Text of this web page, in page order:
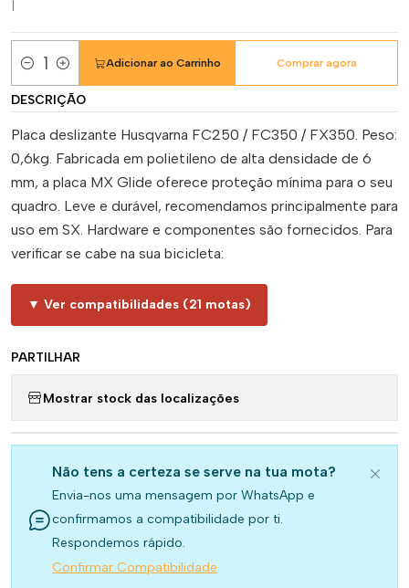
Quantidade
Adicionar ao Carrinho Comprar agora
DESCRIÇÃO
Placa deslizante Husqvarna FC250 / FC350 / FX350. Peso:
0,6kg. Fabricada em polietileno de alta densidade de 6
mm, a placa MX Glide oferece proteção mínima para o seu
quadro. Leve e durável, recomendamos principalmente para
uso em SX. Hardware e componentes são fornecidos. Para
verificar se cabe na sua bicicleta:
▼ Ver compatibilidades (21 motas)
PARTILHAR
Mostrar stock das localizações
Não tens a certeza se serve na tua mota?
Envia-nos uma mensagem por WhatsApp e
confirmamos a compatibilidade por ti.
Respondemos rápido.
Confirmar Compatibilidade